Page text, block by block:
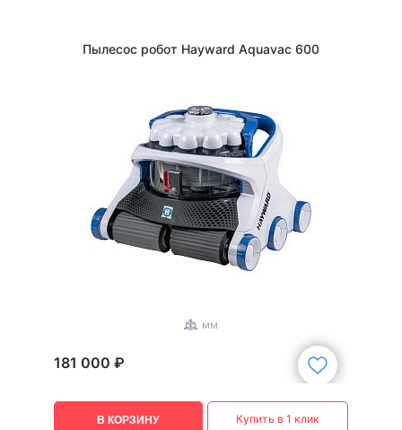
Пылесос робот Hayward Aquavac 600
мм
181 000 ₽
В КОРЗИНУ Купить в 1 клик